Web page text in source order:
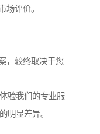
场评价。
，较终取决于您
验我们的专业服
明显差异。